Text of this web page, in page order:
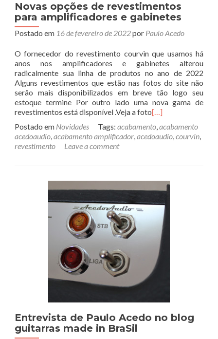
Novas opções de revestimentos
para amplificadores e gabinetes
Postado em 16 de fevereiro de 2022por Paulo Acedo
O fornecedor do revestimento courvin que usamos há
anos nos amplificadores e gabinetes alterou
radicalmente sua linha de produtos no ano de 2022
Alguns revestimentos que estão nas fotos do site não
serão mais disponibilizados em breve tão logo seu
estoque termine Por outro lado uma nova gama de
revestimentos está disponível .Veja a foto[…]
Postado em Novidades Tags: acabamento,acabamento
acedoaudio,acabamento amplificador,acedoaudio,courvin,
revestimento
Leave a comment
Entrevista de Paulo Acedo no blog
guitarras made in BraSil